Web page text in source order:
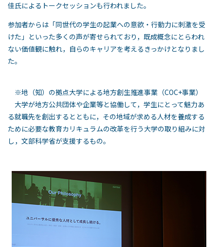
佳氏によるトークセッションも行われました。
参加者からは「同世代の学生の起業への意欲・行動力に刺激を受
けた」といった多くの声が寄せられており，既成概念にとらわれ
ない価値観に触れ，自らのキャリアを考えるきっかけとなりまし
た。
※地（知）の拠点大学による地方創生推進事業（COC+事業）
大学が地方公共団体や企業等と協働して，学生にとって魅力あ
る就職先を創出するとともに，その地域が求める人材を養成する
ために必要な教育カリキュラムの改革を行う大学の取り組みに対
し，文部科学省が支援するもの。